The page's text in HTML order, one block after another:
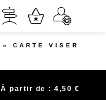
» CARTE VISER
À partir de : 4,50 €